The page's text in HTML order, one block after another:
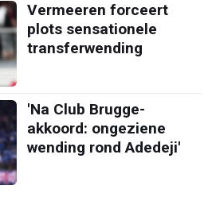
Vermeeren forceert
plots sensationele
transferwending
'Na Club Brugge-
akkoord: ongeziene
wending rond Adedeji'